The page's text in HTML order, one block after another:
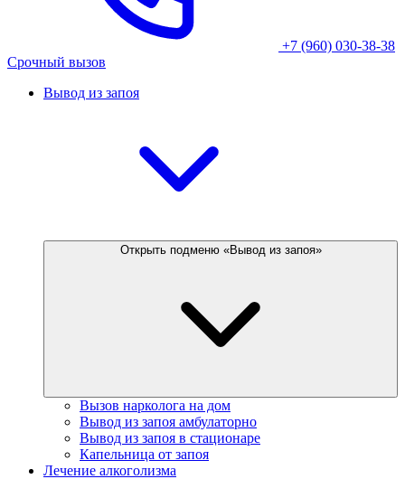
+7 (960) 030-38-38
Срочный вызов
Вывод из запоя
Открыть подменю «Вывод из запоя»
Вызов нарколога на дом
Вывод из запоя амбулаторно
Вывод из запоя в стационаре
Капельница от запоя
Лечение алкоголизма